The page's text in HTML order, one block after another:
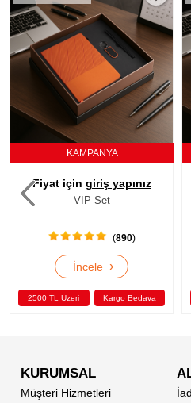
KAMPANYA
Fiyat için giriş yapınız
VIP Set
(890)
İncele ›
2500 TL Üzeri Kargo Bedava
KURUMSAL
Müşteri Hizmetleri